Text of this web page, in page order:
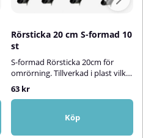
Rörsticka 20 cm S-formad 10
st
S-formad Rörsticka 20cm för
omrörning. Tillverkad i plast vilket
innebär att den går att använda
flera gånger.
63 kr
Köp